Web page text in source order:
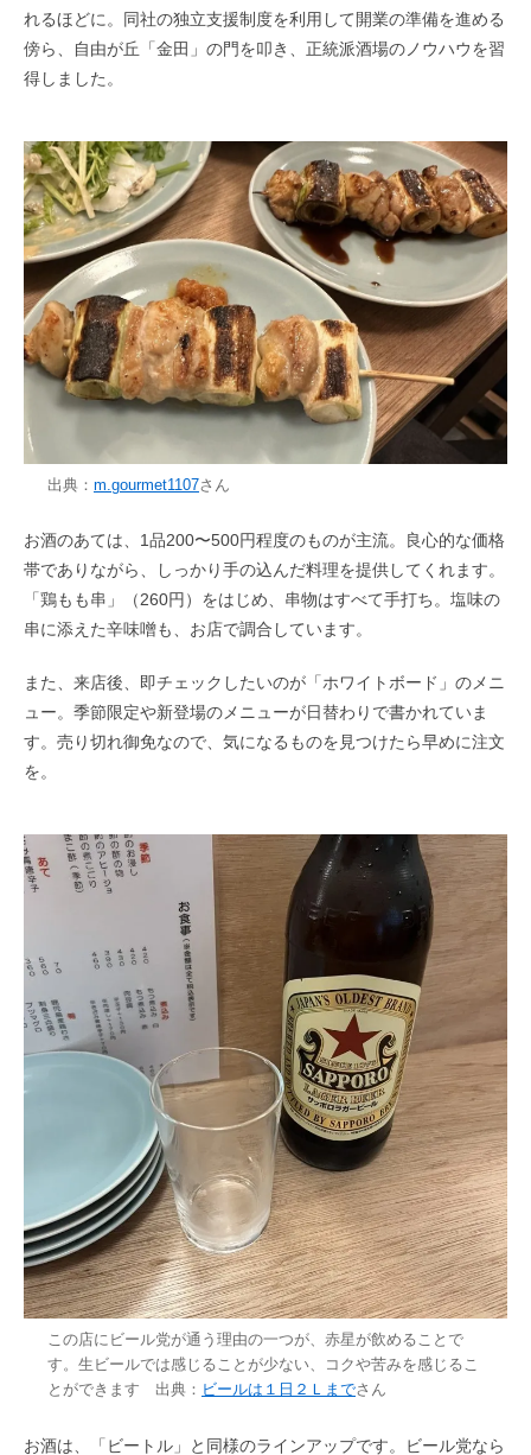
れるほどに。同社の独立支援制度を利用して開業の準備を進める
傍ら、自由が丘「金田」の門を叩き、正統派酒場のノウハウを習
得しました。
出典： m.gourmet1107さん
お酒のあては、1品200〜500円程度のものが主流。良心的な価格
帯でありながら、しっかり手の込んだ料理を提供してくれます。
「鶏もも串」（260円）をはじめ、串物はすべて手打ち。塩味の
串に添えた辛味噌も、お店で調合しています。
また、来店後、即チェックしたいのが「ホワイトボード」のメニ
ュー。季節限定や新登場のメニューが日替わりで書かれていま
す。売り切れ御免なので、気になるものを見つけたら早めに注文
を。
この店にビール党が通う理由の一つが、赤星が飲めることで
す。生ビールでは感じることが少ない、コクや苦みを感じるこ
とができます 出典： ビールは１日２Ｌまでさん
お酒は、「ビートル」と同様のラインアップです。ビール党なら